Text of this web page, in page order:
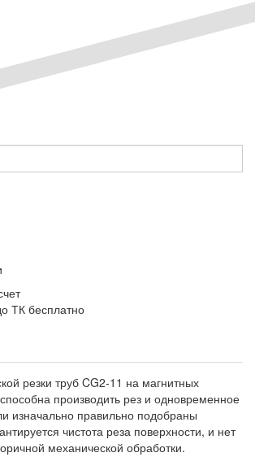
ТК бесплатно
резки труб CG2-11 на магнитных
производить рез и одновременное
изначально правильно подобраны
чистота реза поверхности, и нет
механической обработки.